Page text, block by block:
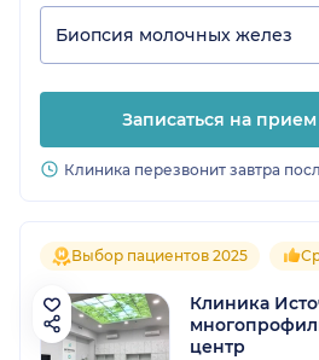
Биопсия молочных желез
Записаться на прием
Клиника перезвонит завтра
Выбор пациентов 2025
Клиника
центр